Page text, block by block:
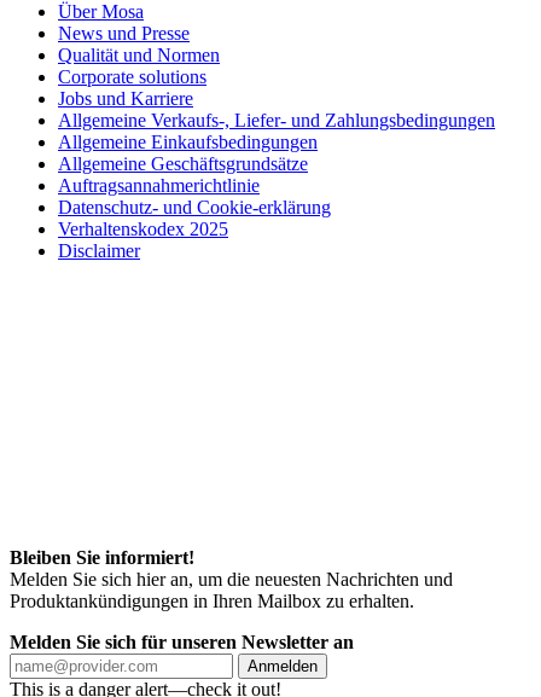
Über Mosa
News und Presse
Qualität und Normen
Corporate solutions
Jobs und Karriere
Allgemeine Verkaufs-, Liefer- und Zahlungsbedingungen
Allgemeine Einkaufsbedingungen
Allgemeine Geschäftsgrundsätze
Auftragsannahmerichtlinie
Datenschutz- und Cookie-erklärung
Verhaltenskodex 2025
Disclaimer
Bleiben Sie informiert!
Melden Sie sich hier an, um die neuesten Nachrichten und
Produktankündigungen in Ihren Mailbox zu erhalten.
Melden Sie sich für unseren Newsletter an
Anmelden
This is a danger alert—check it out!